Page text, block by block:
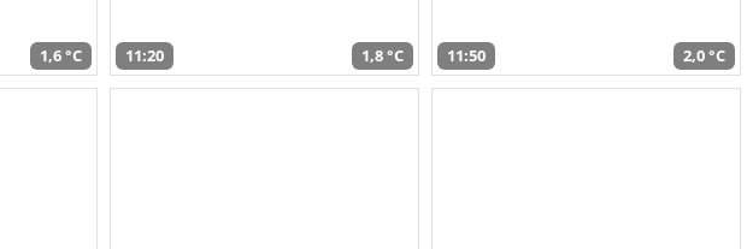
1,6 °C 11:20 1,8 °C 11:50 2,0 °C